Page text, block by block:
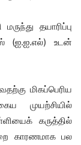
தயாரிப்பு
(ஐ.ஐ.எல்) உடன்
மிகப்பெரிய
முயற்சியில்
கருத்தில்
காரணமாக பல